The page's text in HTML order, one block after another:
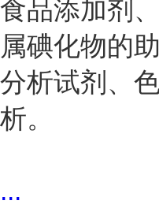
食品添加剂
属碘化物的
分析试剂、
析。
...